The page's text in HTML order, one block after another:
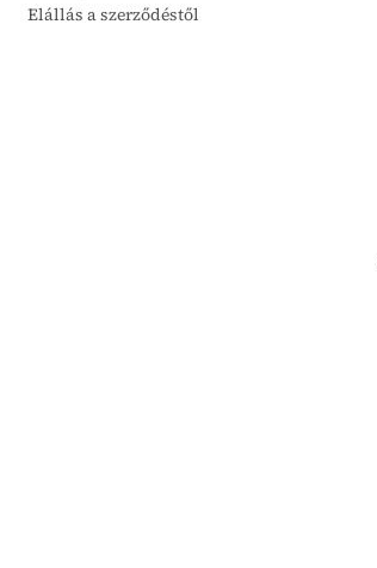
Elállás a szerződéstől